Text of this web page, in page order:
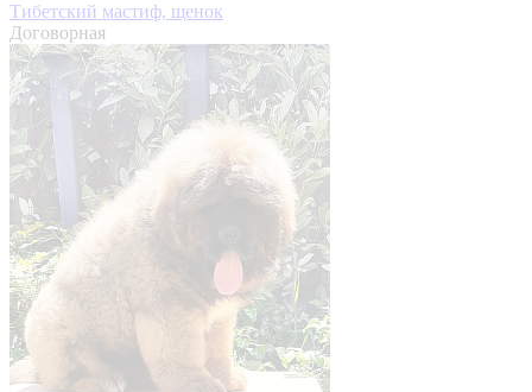
Тибетский мастиф, щенок
Договорная